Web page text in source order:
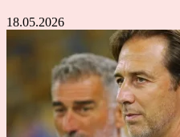
18.05.2026